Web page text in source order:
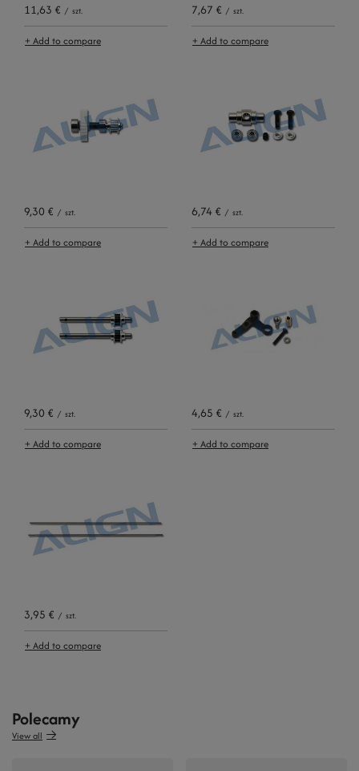
11,63 € / szt.
+ Add to compare
7,67 € / szt.
+ Add to compare
9,30 € / szt.
+ Add to compare
6,74 € / szt.
+ Add to compare
9,30 € / szt.
+ Add to compare
4,65 € / szt.
+ Add to compare
3,95 € / szt.
+ Add to compare
Polecamy
View all